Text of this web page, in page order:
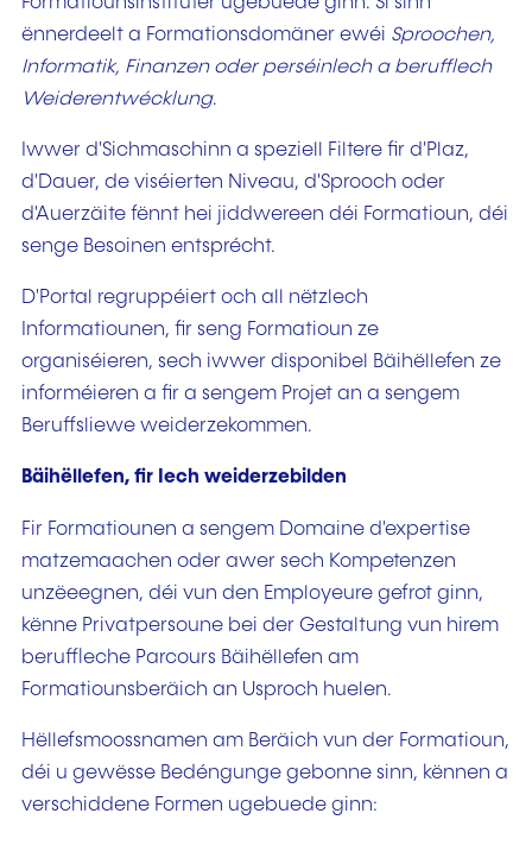
ënnerdeelt a Formationsdomäner ewéi Sproochen,
Informatik, Finanzen oder perséinlech a berufflech
Weiderentwécklung.
Iwwer d'Sichmaschinn a speziell Filtere fir d'Plaz,
d'Dauer, de viséierten Niveau, d'Sprooch oder
d'Auerzäite fënnt hei jiddwereen déi Formatioun, déi
senge Besoinen entsprécht.
D'Portal regruppéiert och all nëtzlech
Informatiounen, fir seng Formatioun ze
organiséieren, sech iwwer disponibel Bäihëllefen ze
informéieren a fir a sengem Projet an a sengem
Beruffsliewe weiderzekommen.
Bäihëllefen, fir Iech weiderzebilden
Fir Formatiounen a sengem Domaine d'expertise
matzemaachen oder awer sech Kompetenzen
unzëeegnen, déi vun den Employeure gefrot ginn,
kënne Privatpersoune bei der Gestaltung vun hirem
beruffleche Parcours Bäihëllefen am
Formatiounsberäich an Usproch huelen.
Hëllefsmoossnamen am Beräich vun der Formatioun,
déi u gewësse Bedéngunge gebonne sinn, kënnen a
verschiddene Formen ugebuede ginn: